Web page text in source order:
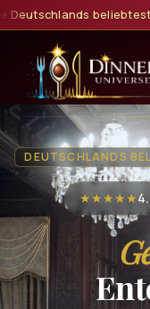
GUTSCHEIN
DEUTSCHLANDS
★★★★★